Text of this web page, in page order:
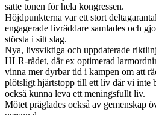
satte tonen för hela kongressen.
Höjdpunkterna var ett stort
engagerade livräddare samlades och
största i sitt slag.
Nya, livsviktiga och uppdaterade
HLR-rådet, där ex optimerad
vinna mer dyrbar tid i kampen om att
plötsligt hjärtstopp till ett liv där vi inte
också kunna leva ett meningsfullt liv.
Mötet präglades också av gemenskap